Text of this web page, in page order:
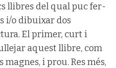
llibres del qual puc fer-
i/o dibuixar dos
El primer, curt i
aquest llibre, com
magnes, i prou. Res més,